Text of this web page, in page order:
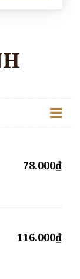
78.000₫
116.000₫